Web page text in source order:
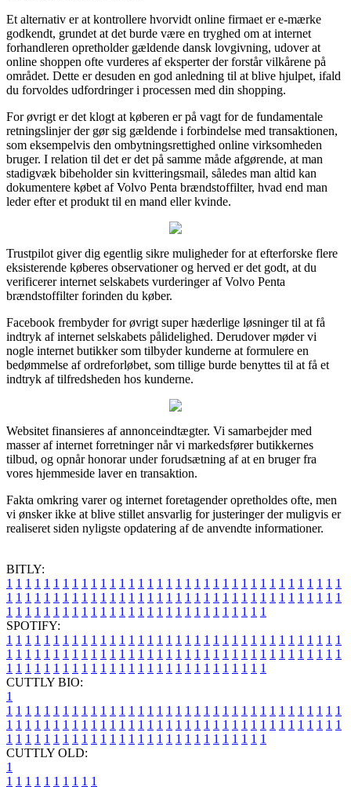
Et alternativ er at kontrollere hvorvidt online firmaet er e-mærke
godkendt, grundet at det burde være en tryghed om at internet
forhandleren opretholder gældende dansk lovgivning, udover at
online shoppen ofte vurderes af eksperter der forstår vilkårene på
området. Dette er desuden en god anledning til at blive hjulpet, ifald
du forvoldes udfordringer i processen med din shopping.
For øvrigt er det klogt at køberen er på vagt for de fundamentale
retningslinjer der gør sig gældende i forbindelse med transaktionen,
som eksempelvis den ombytningsrettighed online virksomheden
bruger. I relation til det er det på samme måde afgørende, at man
stadigvæk bibeholder sin kvitteringsmail, således man altid kan
dokumentere købet af Volvo Penta brændstoffilter, hvad end man
leder efter et produkt til en mand eller kvinde.
Trustpilot giver dig egentlig sikre muligheder for at efterforske flere
eksisterende køberes observationer og herved er det godt, at du
verificerer internet selskabets vurderinger af Volvo Penta
brændstoffilter forinden du køber.
Facebook frembyder for øvrigt super hæderlige løsninger til at få
indtryk af internet selskabets pålidelighed. Derudover møder vi
nogle internet butikker som tilbyder kunderne at formulere en
bedømmelse af ordreforløbet, som tillige burde benyttes til at få et
indtryk af tilfredsheden hos kunderne.
Websitet finansieres af annonceindtægter. Vi samarbejder med
masser af internet forretninger når vi markedsfører butikkernes
tilbud, og opnår honorar under forudsætning af at en bruger fra
vores hjemmeside laver en transaktion.
Fakta omkring varer og internet foretagender opretholdes ofte, men
vi ønsker ikke at blive stillet ansvarlig for justeringer der muligvis er
realiseret siden nyligste opdatering af de anvendte informationer.
BITLY:
1 1 1 1 1 1 1 1 1 1 1 1 1 1 1 1 1 1 1 1 1 1 1 1 1 1 1 1 1 1 1 1 1 1 1 1
1 1 1 1 1 1 1 1 1 1 1 1 1 1 1 1 1 1 1 1 1 1 1 1 1 1 1 1 1 1 1 1 1 1 1 1
1 1 1 1 1 1 1 1 1 1 1 1 1 1 1 1 1 1 1 1 1 1 1 1 1 1 1 1
SPOTIFY:
1 1 1 1 1 1 1 1 1 1 1 1 1 1 1 1 1 1 1 1 1 1 1 1 1 1 1 1 1 1 1 1 1 1 1 1
1 1 1 1 1 1 1 1 1 1 1 1 1 1 1 1 1 1 1 1 1 1 1 1 1 1 1 1 1 1 1 1 1 1 1 1
1 1 1 1 1 1 1 1 1 1 1 1 1 1 1 1 1 1 1 1 1 1 1 1 1 1 1 1
CUTTLY BIO:
1
1 1 1 1 1 1 1 1 1 1 1 1 1 1 1 1 1 1 1 1 1 1 1 1 1 1 1 1 1 1 1 1 1 1 1 1
1 1 1 1 1 1 1 1 1 1 1 1 1 1 1 1 1 1 1 1 1 1 1 1 1 1 1 1 1 1 1 1 1 1 1 1
1 1 1 1 1 1 1 1 1 1 1 1 1 1 1 1 1 1 1 1 1 1 1 1 1 1 1 1
CUTTLY OLD:
1
1 1 1 1 1 1 1 1 1 1